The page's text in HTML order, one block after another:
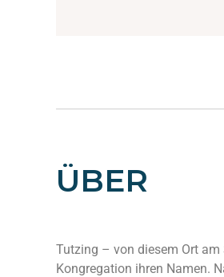
ÜBER
Tutzing – von diesem Ort am
Kongregation ihren Namen.